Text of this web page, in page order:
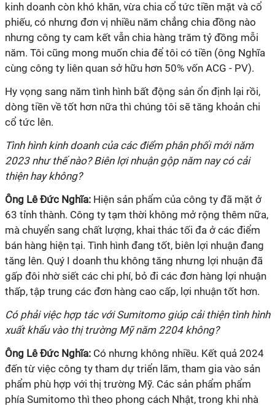
kinh doanh còn khó khăn, vừa chia cổ tức tiền mặt và cổ
phiếu, có nhưng đơn vị nhiều năm chẳng chia đồng nào
nhưng công ty cam kết vẫn chia hàng trăm tỷ đồng mỗi
năm. Tôi cũng mong muốn chia để tôi có tiền (ông Nghĩa
cùng công ty liên quan sở hữu hơn 50% vốn ACG - PV).
Hy vọng sang năm tình hình bất động sản ổn định lại rồi,
dòng tiền về tốt hơn nữa thì chúng tôi sẽ tăng khoản chi
cổ tức lên.
Tình hình kinh doanh của các điểm phân phối mới năm
2023 như thế nào? Biên lợi nhuận gộp năm nay có cải
thiện hay không?
Ông Lê Đức Nghĩa: Hiện sản phẩm của công ty đã mặt ở
63 tỉnh thành. Công ty tạm thời không mở rộng thêm nữa,
mà chuyển sang chất lượng, khai thác tối đa ở các điểm
bán hàng hiện tại. Tình hình đang tốt, biên lợi nhuận đang
tăng lên. Quý I doanh thu không tăng nhưng lợi nhuận đã
gấp đôi nhờ siết các chi phí, bỏ đi các đơn hàng lợi nhuận
thấp, tập trung các đơn hàng cao cấp, lợi nhuận tốt hơn.
Có phải việc hợp tác với Sumitomo giúp cải thiện tình hình
xuất khẩu vào thị trường Mỹ năm 2204 không?
Ông Lê Đức Nghĩa: Có nhưng không nhiều. Kết quả 2024
đến từ việc công ty tham dự triển lãm, tham gia vào sản
phẩm phù hợp với thị trường Mỹ. Các sản phẩm phẩm
phía Sumitomo thì theo phong cách Nhật, trong khi nhà